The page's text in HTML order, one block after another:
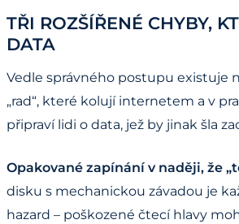
TŘI ROZŠÍŘENÉ CHYBY,
DATA
Vedle správného postupu existuje
„rad“, které kolují internetem a v
připraví lidi o data, jež by jinak šla
Opakované zapínání v naději, že
disku s mechanickou závadou je
hazard – poškozené čtecí hlavy